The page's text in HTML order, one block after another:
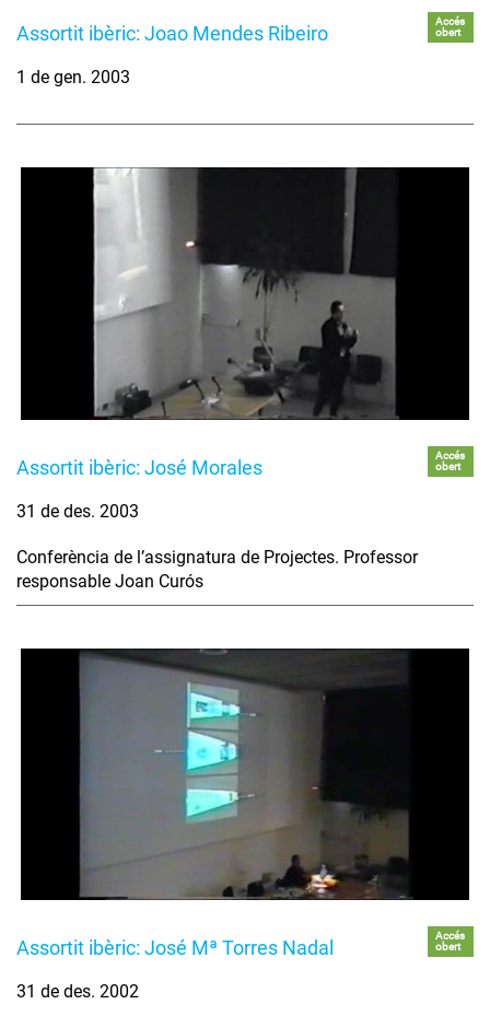
Assortit ibèric: Joao Mendes Ribeiro
Accés
obert
1 de gen. 2003
Assortit ibèric: José Morales
Accés
obert
31 de des. 2003
Conferència de l’assignatura de Projectes. Professor
responsable Joan Curós
Assortit ibèric: José Mª Torres Nadal
Accés
obert
31 de des. 2002